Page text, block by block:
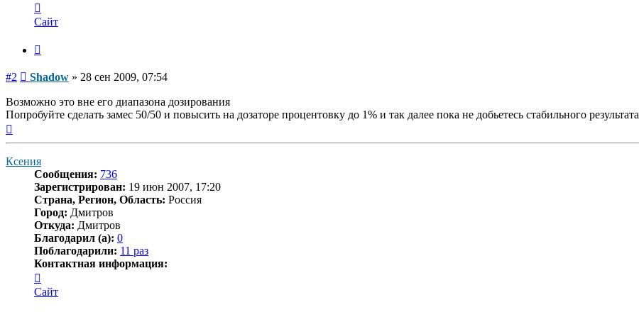
информация
пользователя
Сайт
#2 Сообщение
Shadow » 28 сен 2009, 07:54
Возможно это вне его диапазона дозирования
Попробуйте сделать замес 50/50 и повысить на дозаторе процентовку до 1% и так далее пока не добьетесь стабильного результата
Ксения
Сообщения: 736
Зарегистрирован: 19 июн 2007, 17:20
Страна, Регион, Область: Россия
Город: Дмитров
Откуда: Дмитров
Благодарил (а): 0
Поблагодарили: 11 раз
Контактная информация:
информация
пользователя
Сайт